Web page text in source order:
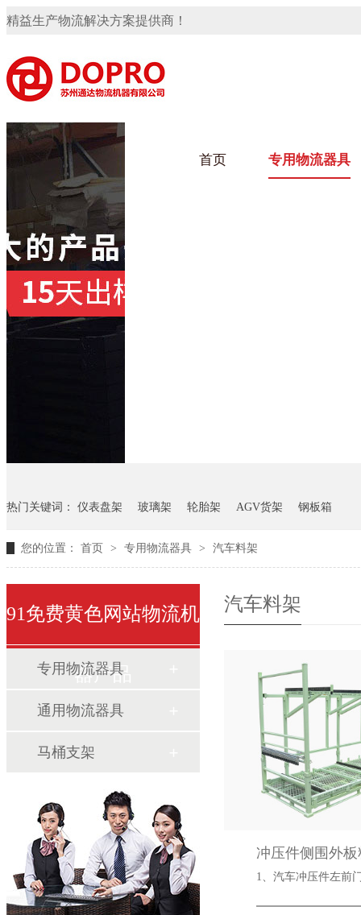
精益生产物流解决方案提供商！
首页 专用物流器具
91免费观看视频架
变速箱托盘
发动机料架
仪表盘料架
手推车
网箱
隐藏式马桶水箱支架
汽车行业
卫浴行业
热门关键词： 仪表盘架 玻璃架 轮胎架 AGV货架 钢板箱
您的位置： 首页 > 专用物流器具 > 汽车料架
汽车料架
冲压件侧围外
1、汽车冲压件左
91免费黄色网站物流机
器产品
专用物流器具
通用物流器具
马桶支架